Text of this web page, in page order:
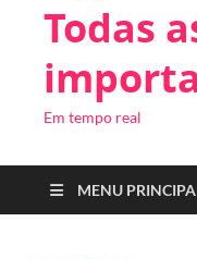
Todas
Em tempo real
MENU